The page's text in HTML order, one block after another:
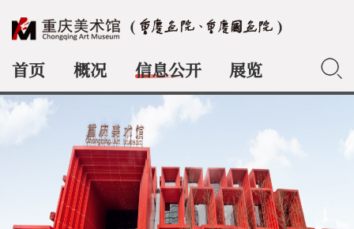
首页 概况 信息公开 展览 典藏